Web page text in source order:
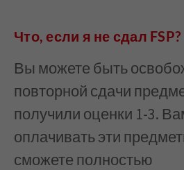
Что, если я не сдал FSP?
Вы можете быть
повторной сдачи
получили оценки 1-3.
оплачивать эти
сможете полностью